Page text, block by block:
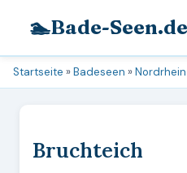
🏊Bade-Seen.de
Startseite »Badeseen »
Bruchteich